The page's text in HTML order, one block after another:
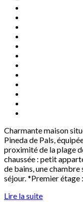
Charmante maison
Pineda de Pals,
proximité de la plage
chaussée : petit
de bains, une chambre
séjour. *Premier
Lire la suite